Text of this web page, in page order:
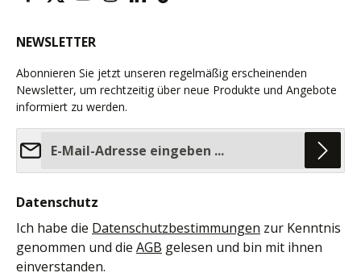
NEWSLETTER
Abonnieren Sie jetzt unseren regelmäßig erscheinenden
Newsletter, um rechtzeitig über neue Produkte und Angebote
informiert zu werden.
Datenschutz
Ich habe die Datenschutzbestimmungen zur Kenntnis
genommen und die AGB gelesen und bin mit ihnen
einverstanden.